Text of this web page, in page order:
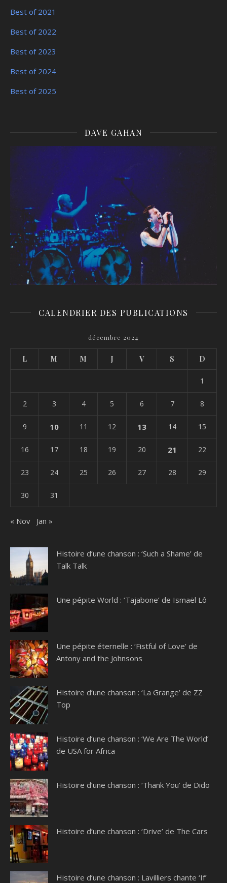
Best of 2021
Best of 2022
Best of 2023
Best of 2024
Best of 2025
DAVE GAHAN
CALENDRIER DES PUBLICATIONS
décembre 2024
L M M J V S D
1
2 3 4 5 6 7 8
9 10 11 12 13 14 15
16 17 18 19 20 21 22
23 24 25 26 27 28 29
30 31
« Nov Jan »
Histoire d’une chanson : ‘Such a Shame’ de
Talk Talk
Une pépite World : ‘Tajabone’ de Ismaël Lô
Une pépite éternelle : ‘Fistful of Love’ de
Antony and the Johnsons
Histoire d’une chanson : ‘La Grange’ de ZZ
Top
Histoire d’une chanson : ‘We Are The World’
de USA for Africa
Histoire d’une chanson : ‘Thank You’ de Dido
Histoire d’une chanson : ‘Drive’ de The Cars
Histoire d’une chanson : Lavilliers chante ‘If’